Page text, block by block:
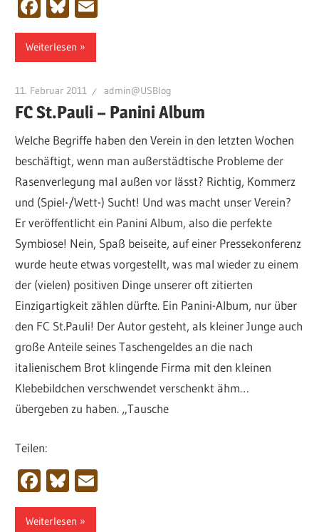
Facebook
Bluesky
Weiterlesen
11. Februar 2011 admin@USBlog
FC St.Pauli – Panini Album
Welche Begriffe haben den Verein in den letzten Wochen
beschäftigt, wenn man außerstädtische Probleme der
Rasenverlegung mal außen vor lässt? Richtig, Kommerz
und (Spiel-/Wett-) Sucht! Und was macht unser Verein?
Er veröffentlicht ein Panini Album, also die perfekte
Symbiose! Nein, Spaß beiseite, auf einer Pressekonferenz
wurde heute etwas vorgestellt, was mal wieder zu einem
der (vielen) positiven Dinge unserer oft zitierten
Einzigartigkeit zählen dürfte. Ein Panini-Album, nur über
den FC St.Pauli! Der Autor gesteht, als kleiner Junge auch
große Anteile seines Taschengeldes an die nach
italienischem Brot klingende Firma mit den kleinen
Klebebildchen verschwendet verschenkt ähm…
übergeben zu haben. „Tausche
Teilen:
Facebook
Bluesky
Weiterlesen